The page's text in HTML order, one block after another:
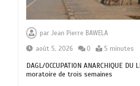
parJean Pierre BAWELA
août 5, 2026
0 5 minutes
DAGL/OCCUPATION ANARCHIQUE DU
moratoire de trois semaines